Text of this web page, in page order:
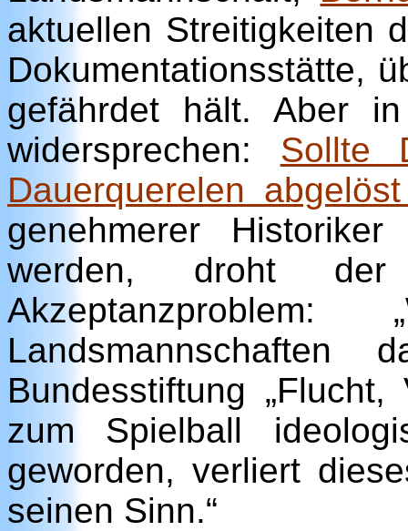
aktuellen Streitigkeiten
Dokumentationsstätte,
gefährdet hält. Aber
widersprechen: Sollte
Dauerquerelen
genehmerer
werden, droht
Bundesstiftung
zum Spielball
geworden, verliert
seinen Sinn.“